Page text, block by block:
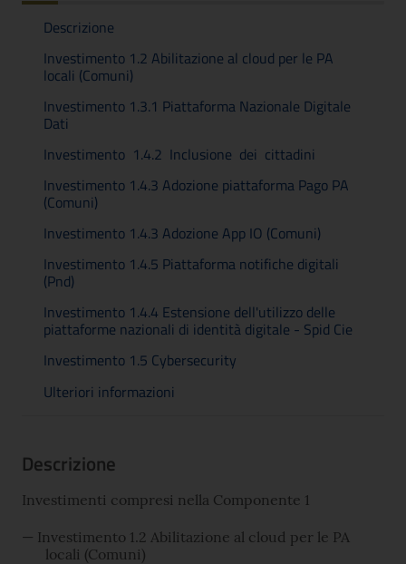
Descrizione
Investimento 1.2 Abilitazione al cloud per le PA
locali (Comuni)
Investimento 1.3.1 Piattaforma Nazionale Digitale
Dati
Investimento 1.4.2 Inclusione dei cittadini
Investimento 1.4.3 Adozione piattaforma Pago PA
(Comuni)
Investimento 1.4.3 Adozione App IO (Comuni)
Investimento 1.4.5 Piattaforma notifiche digitali
(Pnd)
Investimento 1.4.4 Estensione dell'utilizzo delle
piattaforme nazionali di identità digitale - Spid Cie
Investimento 1.5 Cybersecurity
Ulteriori informazioni
Descrizione
Investimenti compresi nella Componente 1
Investimento 1.2 Abilitazione al cloud per le PA
locali (Comuni)